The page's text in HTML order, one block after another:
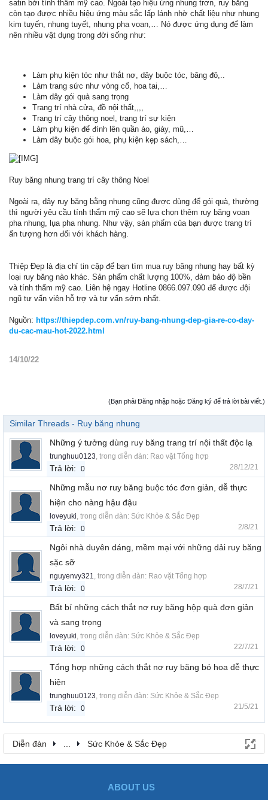
satin bởi tính thẩm mỹ cao. Ngoài tạo hiệu ứng nhung trơn, ruy băng
còn tạo được nhiều hiệu ứng màu sắc lấp lánh nhờ chất liệu như nhung
kim tuyến, nhung tuyết, nhung pha voan,… Nó được ứng dụng để làm
nên nhiều vật dụng trong đời sống như:
Làm phụ kiện tóc như thắt nơ, dây buộc tóc, băng đô,..
Làm trang sức như vòng cổ, hoa tai,…
Làm dây gói quà sang trọng
Trang trí nhà cửa, đồ nội thất,,,,
Trang trí cây thông noel, trang trí sự kiện
Làm phụ kiện để đính lên quần áo, giày, mũ,…
Làm dây buộc gói hoa, phụ kiện kẹp sách,…
Ruy băng nhung trang trí cây thông Noel
Ngoài ra, dây ruy băng bằng nhung cũng được dùng để gói quà, thường
thì người yêu cầu tính thẩm mỹ cao sẽ lựa chọn thêm ruy băng voan
pha nhung, lụa pha nhung. Như vậy, sản phẩm của bạn được trang trí
ấn tượng hơn đối với khách hàng.
Thiệp Đẹp là địa chỉ tin cập để bạn tìm mua ruy băng nhung hay bất kỳ
loại ruy băng nào khác. Sản phẩm chất lượng 100%, đảm bảo độ bền
và tính thẩm mỹ cao. Liên hệ ngay Hotline 0866.097.090 để được đội
ngũ tư vấn viên hỗ trợ và tư vấn sớm nhất.
Nguồn: https://thiepdep.com.vn/ruy-bang-nhung-dep-gia-re-co-day-
du-cac-mau-hot-2022.html
14/10/22
(Bạn phải Đăng nhập hoặc Đăng ký để trả lời bài viết.)
Similar Threads - Ruy băng nhung
Những ý tưởng dùng ruy băng trang trí nội thất độc lạ
trunghuu0123, trong diễn đàn: Rao vặt Tổng hợp
Trả lời: 0 28/12/21
Những mẫu nơ ruy băng buộc tóc đơn giản, dễ thực
hiện cho nàng hậu đậu
loveyuki, trong diễn đàn: Sức Khỏe & Sắc Đẹp
Trả lời: 0 2/8/21
Ngôi nhà duyên dáng, mềm mại với những dải ruy băng
sặc sỡ
nguyenvy321, trong diễn đàn: Rao vặt Tổng hợp
Trả lời: 0 28/7/21
Bất bí những cách thắt nơ ruy băng hộp quà đơn giản
và sang trọng
loveyuki, trong diễn đàn: Sức Khỏe & Sắc Đẹp
Trả lời: 0 22/7/21
Tổng hợp những cách thắt nơ ruy băng bó hoa dễ thực
hiện
trunghuu0123, trong diễn đàn: Sức Khỏe & Sắc Đẹp
Trả lời: 0 21/5/21
Diễn đàn ... Sức Khỏe & Sắc Đẹp
ABOUT US